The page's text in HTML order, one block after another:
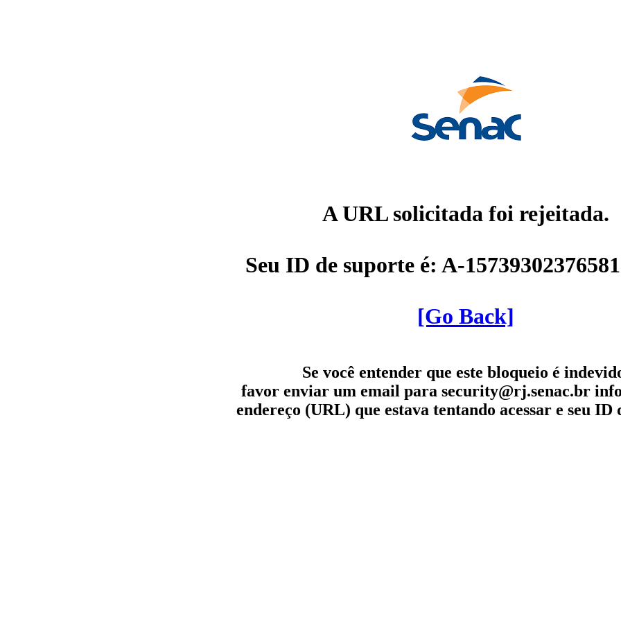
A URL solicitada foi rejeitada.
Seu ID de suporte é: A-
[Go Back]
Se você entender que este bloqueio é
favor enviar um email para security@rj.senac.br
endereço (URL) que estava tentando acessar e seu ID